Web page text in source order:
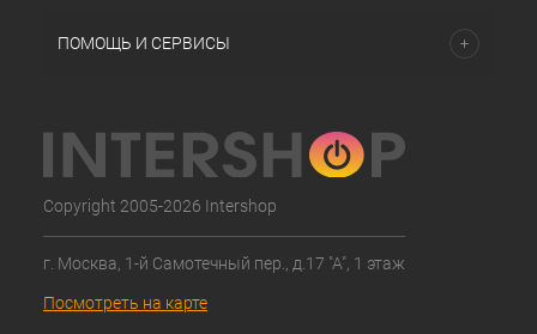
ПОМОЩЬ И СЕРВИСЫ
Copyright 2005-2026 Intershop
г. Москва, 1-й Самотечный пер., д.17 "А", 1 этаж
Посмотреть на карте